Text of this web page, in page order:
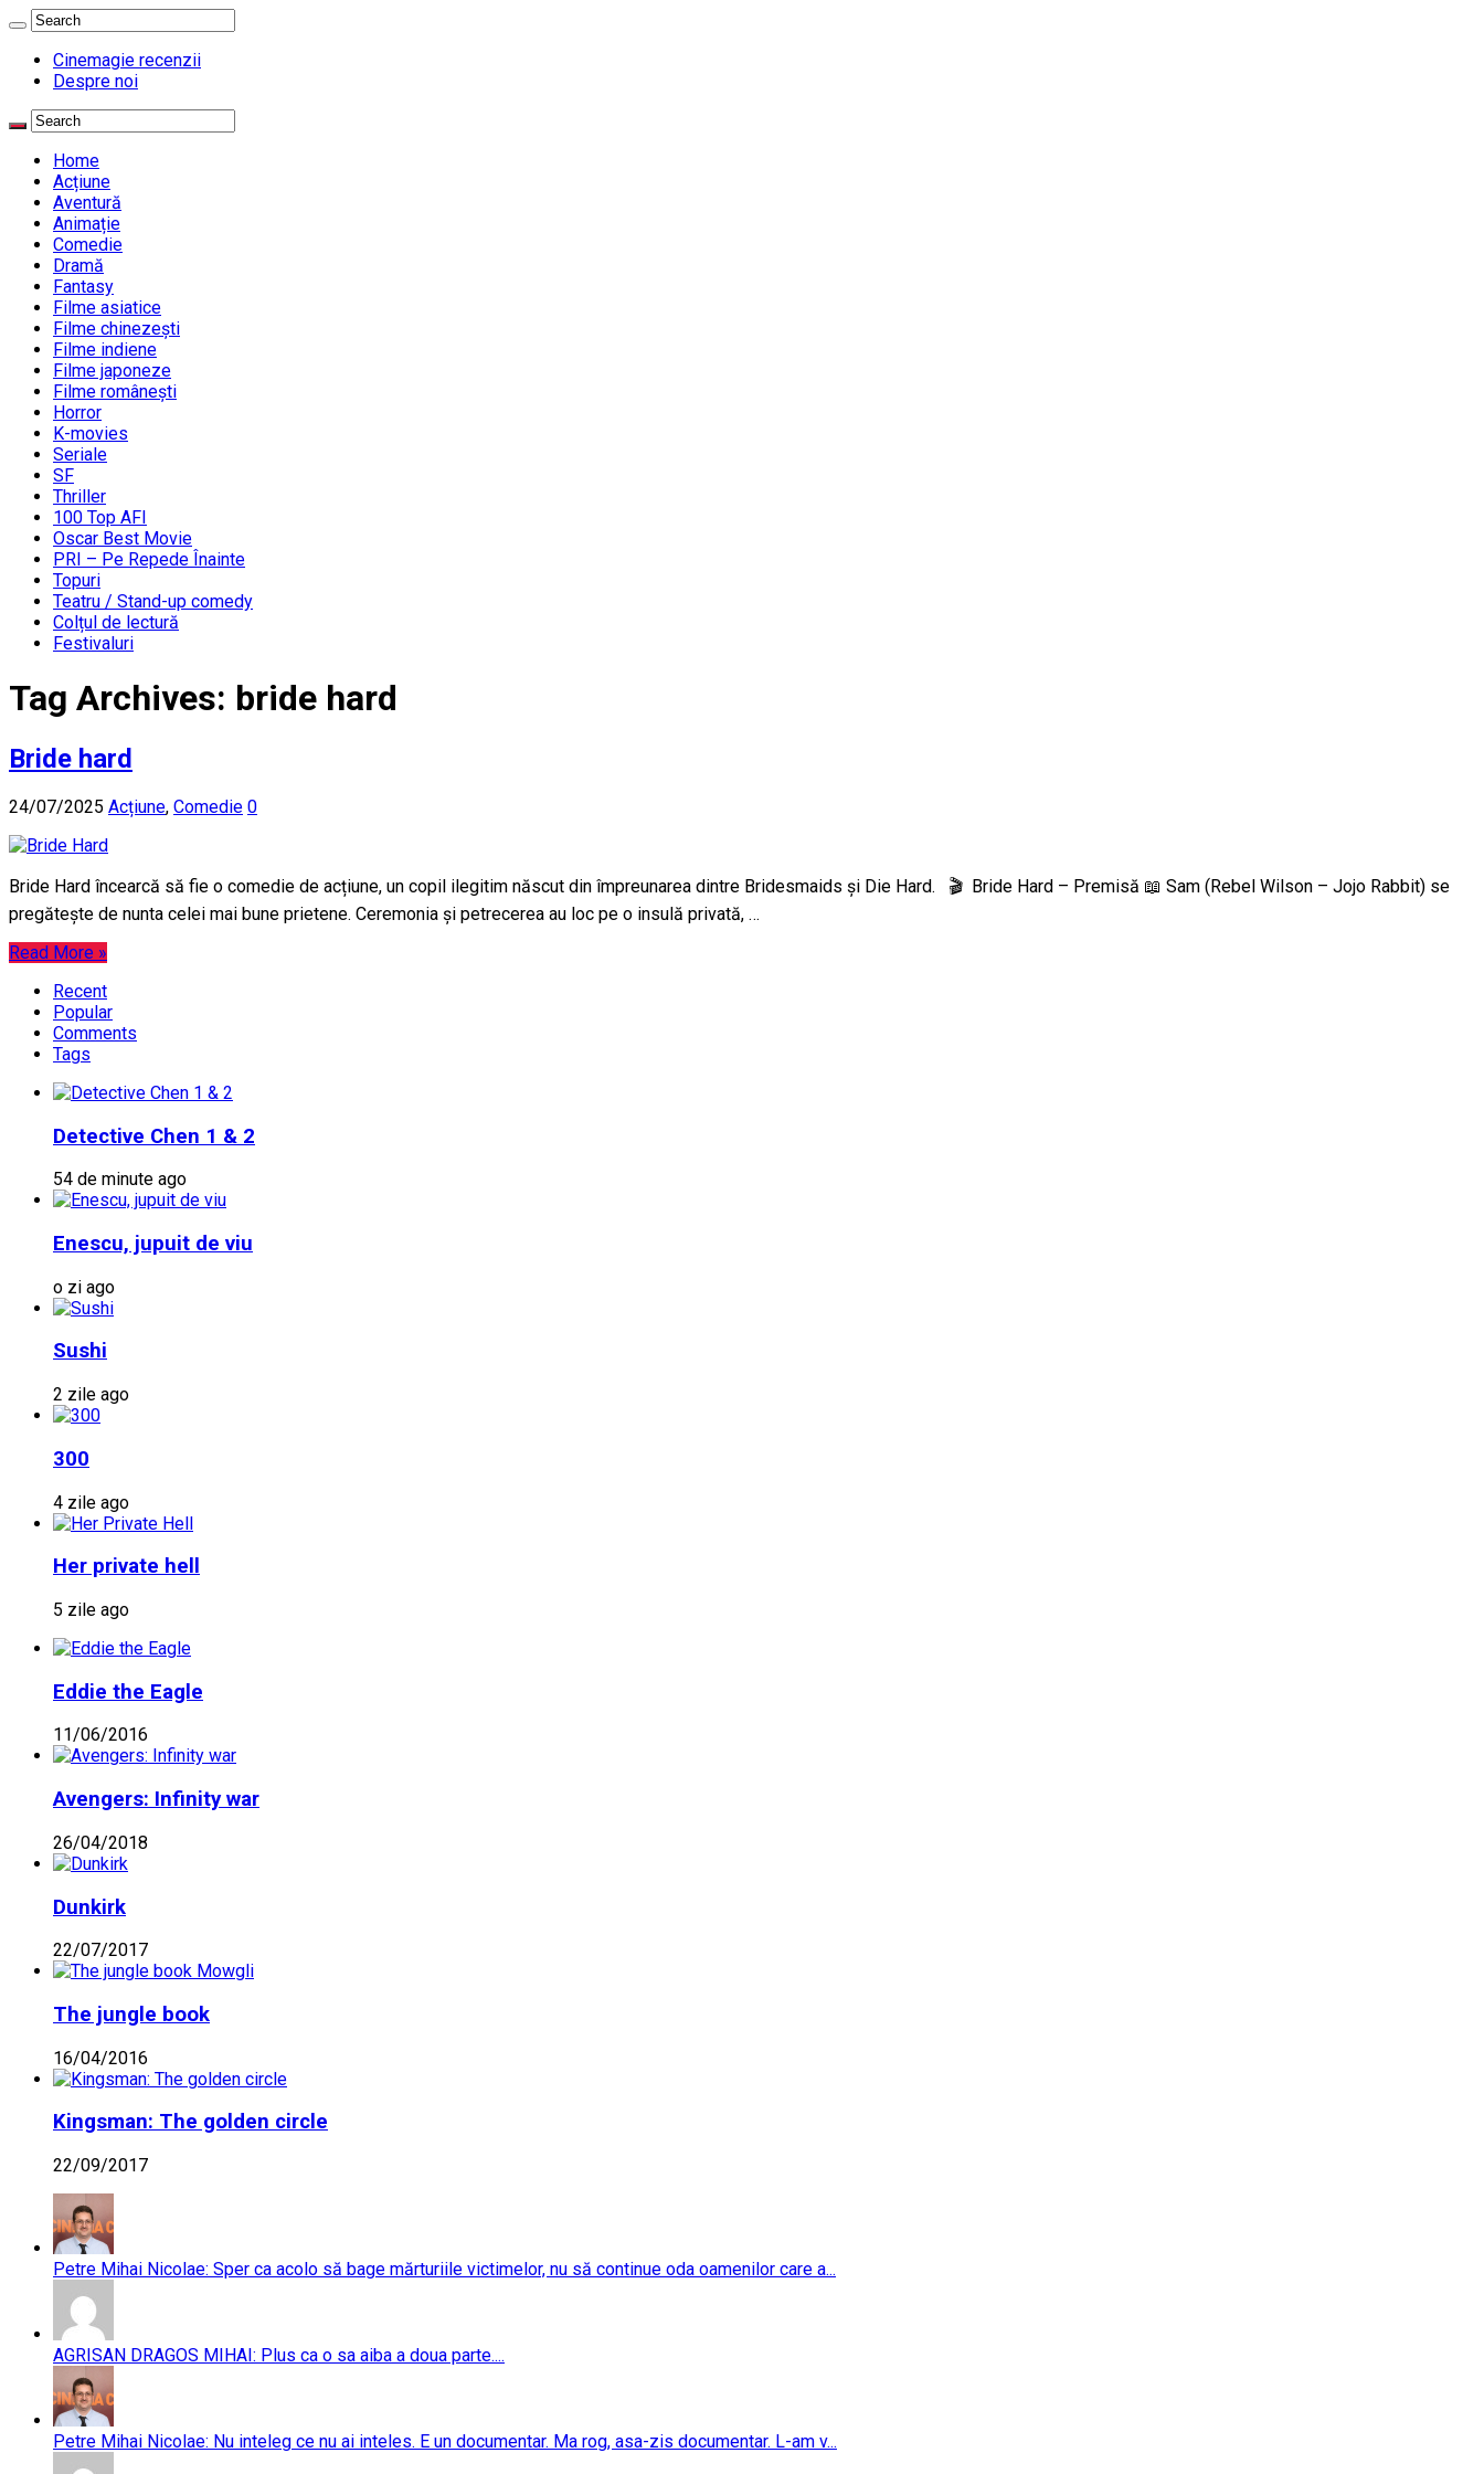
Cinemagie recenzii
Despre noi
Home
Acțiune
Aventură
Animație
Comedie
Dramă
Fantasy
Filme asiatice
Filme chinezești
Filme indiene
Filme japoneze
Filme românești
Horror
K-movies
Seriale
SF
Thriller
100 Top AFI
Oscar Best Movie
PRI – Pe Repede Înainte
Topuri
Teatru / Stand-up comedy
Colțul de lectură
Festivaluri
Tag Archives: bride hard
Bride hard
24/07/2025 Acțiune, Comedie 0
Bride Hard încearcă să fie o comedie de acțiune, un copil ilegitim născut din împreunarea dintre Bridesmaids și Die Hard. 🎬 Bride Hard – Premisă 📖 Sam (Rebel Wilson – Jojo Rabbit) se
pregătește de nunta celei mai bune prietene. Ceremonia și petrecerea au loc pe o insulă privată, …
Read More »
Recent
Popular
Comments
Tags
Detective Chen 1 & 2
54 de minute ago
Enescu, jupuit de viu
o zi ago
Sushi
2 zile ago
300
4 zile ago
Her private hell
5 zile ago
Eddie the Eagle
11/06/2016
Avengers: Infinity war
26/04/2018
Dunkirk
22/07/2017
The jungle book
16/04/2016
Kingsman: The golden circle
22/09/2017
Petre Mihai Nicolae: Sper ca acolo să bage mărturiile victimelor, nu să continue oda oamenilor care a...
AGRISAN DRAGOS MIHAI: Plus ca o sa aiba a doua parte....
Petre Mihai Nicolae: Nu inteleg ce nu ai inteles. E un documentar. Ma rog, asa-zis documentar. L-am v...